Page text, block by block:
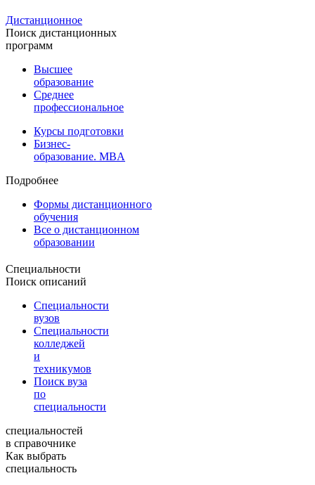
Дистанционное
Поиск дистанционных
программ
Высшее
образование
Среднее
профессиональное
Курсы подготовки
Бизнес-
образование. MBA
Подробнее
Формы дистанционного
обучения
Все о дистанционном
образовании
Специальности
Поиск описаний
Специальности
вузов
Специальности
колледжей
и
техникумов
Поиск вуза
по
специальности
специальностей
в справочнике
Как выбрать
специальность